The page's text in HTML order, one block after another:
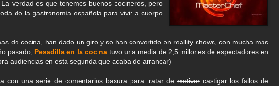
verdad es que tenemos buenos cocineros, pero
de la gastronomía española para vivir a cuerpo
de cocina, han dado un giro y se han convertido en reallity shows, con mucha más
pasado, Pesadilla en la cocinatuvo una media de 2,5 millones de espectadores en
audiencias en esta segunda que acaba de arrancar)
con una serie de comentarios basura para tratar demotivarcastigar los fallos de